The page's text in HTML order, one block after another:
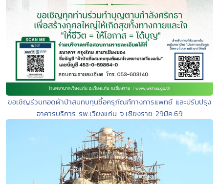
ขอเชิญร่วมทอดผ้าป่าสมทบทุนซื้อครุภัณฑ์ทางการแพทย์ และปรับปรุง
อาคารบริการ รพ.เวียงแก่น จ.เชียงราย 29มีค.69